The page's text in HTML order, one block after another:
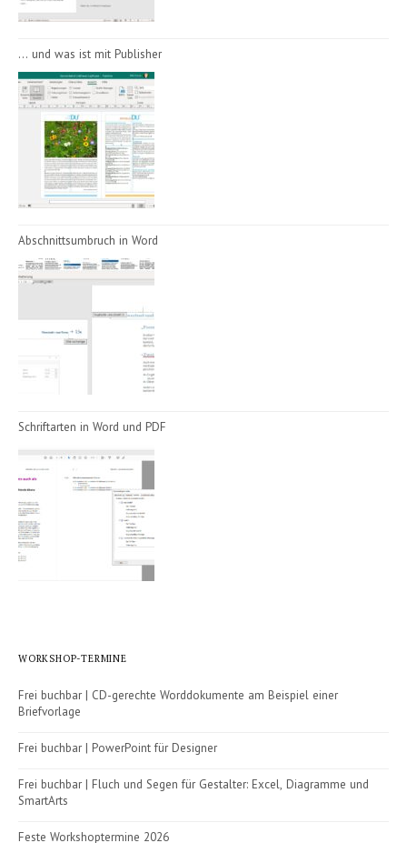
… und was ist mit Publisher
Abschnittsumbruch in Word
Schriftarten in Word und PDF
WORKSHOP-TERMINE
Frei buchbar | CD-gerechte Worddokumente am Beispiel einer
Briefvorlage
Frei buchbar | PowerPoint für Designer
Frei buchbar | Fluch und Segen für Gestalter: Excel, Diagramme und
SmartArts
Feste Workshoptermine 2026